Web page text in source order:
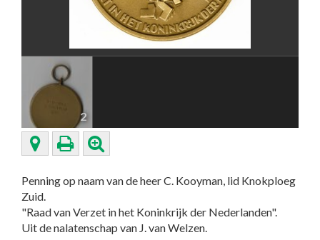
2
Penning op naam van de heer C. Kooyman, lid Knokploeg
Zuid.
"Raad van Verzet in het Koninkrijk der Nederlanden".
Uit de nalatenschap van J. van Welzen.